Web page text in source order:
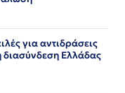
για αντιδράσεις
διασύνδεση Ελλάδας